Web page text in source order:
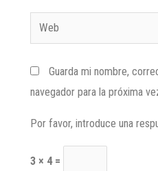
Guarda mi nombre,
navegador para la próxima
Por favor, introduce una
3 × 4 =